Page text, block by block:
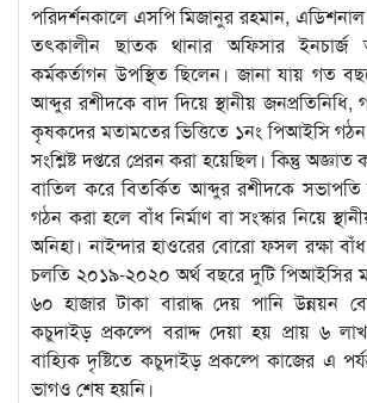
পরিদর্শনকালে এসপি মিজানুর রহমান,
তৎকালীন ছাতক থানার অফিসার
কর্মকর্তাগন উপস্থিত ছিলেন। জানা যায় গত
আব্দুর রশীদকে বাদ দিয়ে স্থানীয় জনপ্রতিনিধি,
কৃষকদের মতামতের ভিত্তিতে ১নং পিআইসি গঠন
সংশ্লিষ্ট দপ্তরে প্রেরন করা হয়েছিল। কিন্তু অজ্ঞাত
বাতিল করে বিতর্কিত আব্দুর রশীদকে
গঠন করা হলে বাঁধ নির্মাণ বা সংস্কার নিয়ে
অনিহা। নাইন্দার হাওরের বোরো ফসল রক্ষা
চলতি ২০১৯-২০২০ অর্থ বছরে দুটি পিআইসির
৬০ হাজার টাকা বারাদ্ধ দেয় পানি উন্নয়ন
কচুদাইড় প্রকল্পে বরাদ্দ দেয়া হয় প্রায় ৬
বাহ্যিক দৃষ্টিতে কচুদাইড় প্রকল্পে কাজের এ
ভাগও শেষ হয়নি।